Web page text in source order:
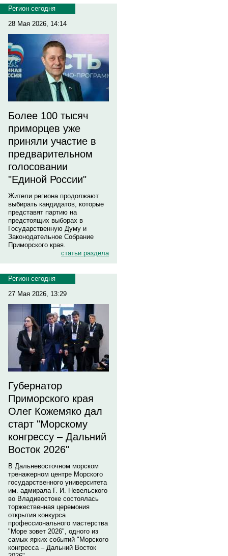
Регион сегодня
28 Мая 2026, 14:14
Более 100 тысяч
приморцев уже
приняли участие в
предварительном
голосовании
"Единой России"
Жители региона продолжают
выбирать кандидатов, которые
представят партию на
предстоящих выборах в
Государственную Думу и
Законодательное Собрание
Приморского края.
статьи раздела
Регион сегодня
27 Мая 2026, 13:29
Губернатор
Приморского края
Олег Кожемяко дал
старт "Морскому
конгрессу – Дальний
Восток 2026"
В Дальневосточном морском
тренажерном центре Морского
государственного университета
им. адмирала Г. И. Невельского
во Владивостоке состоялась
торжественная церемония
открытия конкурса
профессионального мастерства
"Море зовет 2026", одного из
самых ярких событий "Морского
конгресса – Дальний Восток